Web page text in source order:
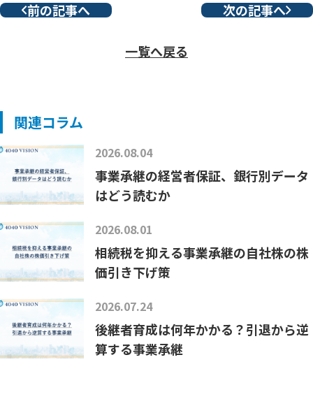
前の記事へ
一覧へ戻る
次の記事へ
関連コラム
2026.08.04
事業承継の経営者保証、銀行別データ
はどう読むか
2026.08.01
相続税を抑える事業承継の自社株の株
価引き下げ策
2026.07.24
後継者育成は何年かかる？引退から逆
算する事業承継